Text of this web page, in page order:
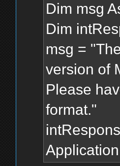
Dim msg
Dim
msg =
version of
Please
format."